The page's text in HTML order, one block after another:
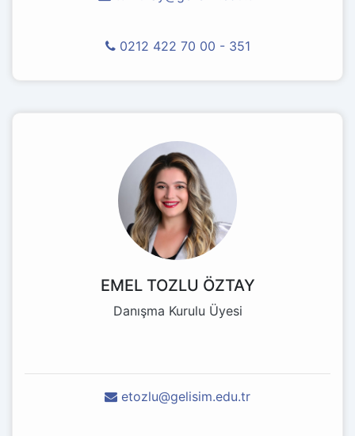
0212 422 70 00 - 351
EMEL TOZLU ÖZTAY
Danışma Kurulu Üyesi
etozlu@gelisim.edu.tr